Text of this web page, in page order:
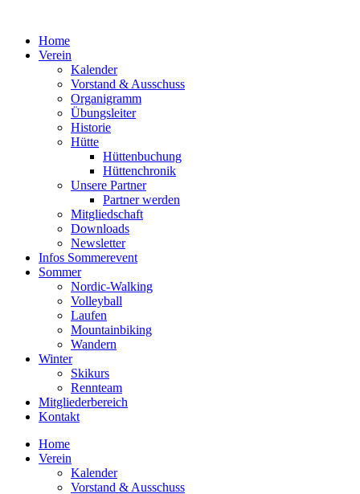
springenHome
Verein
Kalender
Vorstand & Ausschuss
Organigramm
Übungsleiter
Historie
Hütte
Hüttenbuchung
Hüttenchronik
Unsere Partner
Partner werden
Mitgliedschaft
Downloads
Newsletter
Infos Sommerevent
Sommer
Nordic-Walking
Volleyball
Laufen
Mountainbiking
Wandern
Winter
Skikurs
Rennteam
Mitgliederbereich
Kontakt
Home
Verein
Kalender
Vorstand & Ausschuss